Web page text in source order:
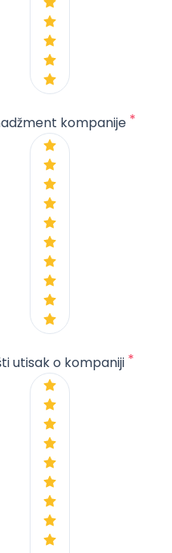
kompanije *
utisak o kompaniji *